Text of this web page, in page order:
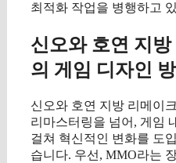
최적화 작업을 병행하고
신오와 호연 지
의 게임 디자인
신오와 호연 지방 리메이
리마스터링을 넘어, 게임
걸쳐 혁신적인 변화를 도
습니다. 우선, MMO라는